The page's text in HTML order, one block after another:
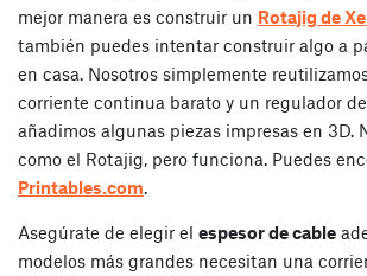
mejor manera es construir un Rotajig de
también puedes intentar construir algo a
en casa. Nosotros simplemente
corriente continua barato y un regulador
añadimos algunas piezas impresas en 3D.
como el Rotajig, pero funciona. Puedes
Printables.com.
Asegúrate de elegir el espesor de cable
modelos más grandes necesitan una